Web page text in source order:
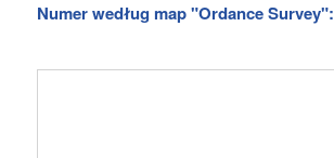
Numer według map "Ordance Survey":